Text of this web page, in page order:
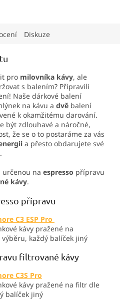
Diskuze
pro milovníka kávy, ale
s balením? Připravili
Naše dárkové balení
na kávu a dvě balení
k okamžitému darování.
být zdlouhavé a náročné,
že se o to postaráme za vás
a přesto obdarujete své
.
určenou na espresso přípravu
kávy.
přípravu
C3 ESP Pro
kávy pražené na
každý balíček jiný
filtrované kávy
C3S Pro
kávy pražené na filtr dle
balíček jiný